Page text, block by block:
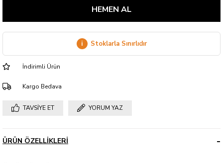
i Stoklarla Sınırlıdır
İndirimli Ürün
Kargo Bedava
TAVSIYE ET YORUM YAZ
ÜRÜN ÖZELLIKLERI